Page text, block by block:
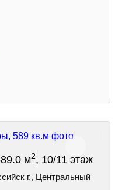
м2, 10/11 этаж
г., Центральный